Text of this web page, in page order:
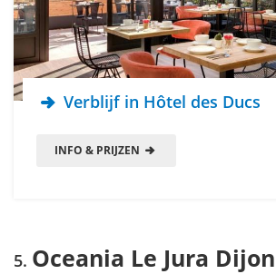
Verblijf in Hôtel des Ducs
INFO & PRIJZEN
Oceania Le Jura Dijon